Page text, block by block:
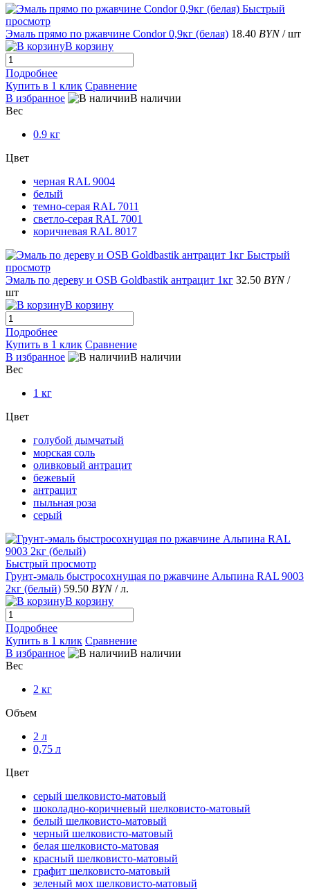
Быстрый
просмотр
Эмаль прямо по ржавчине Condor 0,9кг (белая) 18.40 BYN / шт
В корзину
Подробнее
Купить в 1 клик Сравнение
В избранное
В наличии
Вес
0.9 кг
Цвет
черная RAL 9004
белый
темно-серая RAL 7011
светло-серая RAL 7001
коричневая RAL 8017
Быстрый
просмотр
Эмаль по дереву и OSB Goldbastik антрацит 1кг 32.50 BYN /
шт
В корзину
Подробнее
Купить в 1 клик Сравнение
В избранное
В наличии
Вес
1 кг
Цвет
голубой дымчатый
морская соль
оливковый антрацит
бежевый
антрацит
пыльная роза
серый
Быстрый просмотр
Грунт-эмаль быстросохнущая по ржавчине Альпина RAL 9003
2кг (белый) 59.50 BYN / л.
В корзину
Подробнее
Купить в 1 клик Сравнение
В избранное
В наличии
Вес
2 кг
Объем
2 л
0,75 л
Цвет
серый шелковисто-матовый
шоколадно-коричневый шелковисто-матовый
белый шелковисто-матовый
черный шелковисто-матовый
белая шелковисто-матовая
красный шелковисто-матовый
графит шелковисто-матовый
зеленый мох шелковисто-матовый